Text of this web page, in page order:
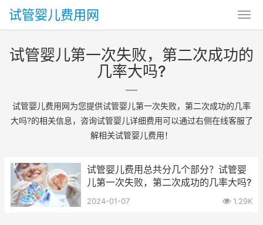
试管婴儿费用网
试管婴儿第一次失败，第二次成功的
几率大吗?
试管婴儿费用网为您提供试管婴儿第一次失败，第二次成功的几率
大吗?的相关信息，咨询试管婴儿详细费用可以通过右侧在线客服了
解相关试管婴儿费用！
试管婴儿费用总共分几个部分？试管婴
儿第一次失败，第二次成功的几率大吗?
2024-01-07 1.29K